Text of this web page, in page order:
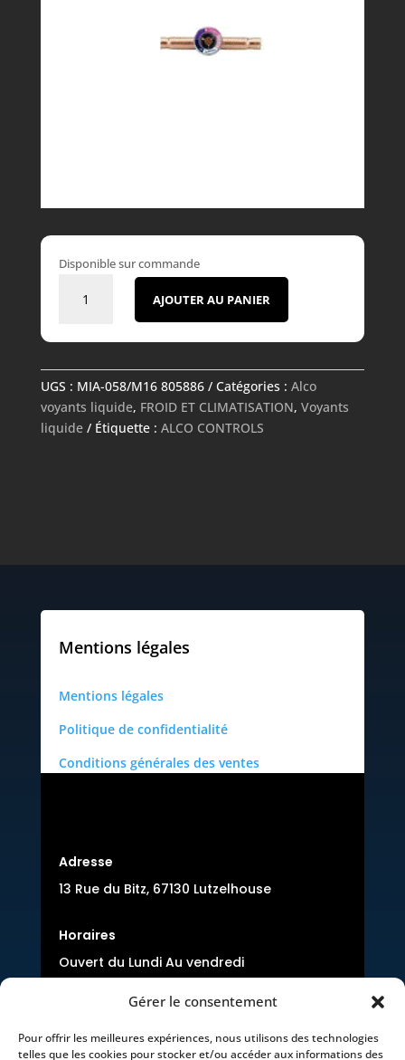
Gérer le consentement
Pour offrir les meilleures expériences, nous utilisons des technologies
telles que les cookies pour stocker et/ou accéder aux informations des
Disponible sur commande
liquide
-
MIA-
058/M16
805886
AJOUTER AU PANIER
UGS : MIA-058/M16 805886 Catégories : Alco
voyants liquide, FROID ET CLIMATISATION, Voyants
liquide
Étiquette : ALCO CONTROLS
Mentions légales
Mentions légales
Politique de confidentialité
Conditions générales des ventes
Adresse
13 Rue du Bitz, 67130 Lutzelhouse
Horaires
Ouvert du Lundi Au vendredi
8:00-12:00 et 14:00-17h00